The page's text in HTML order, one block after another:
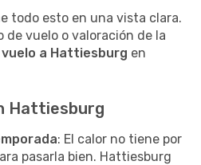
todo esto en una vista clara.
de vuelo o valoración de la
a Hattiesburg en
Hattiesburg
: El calor no tiene por
pasarla bien. Hattiesburg